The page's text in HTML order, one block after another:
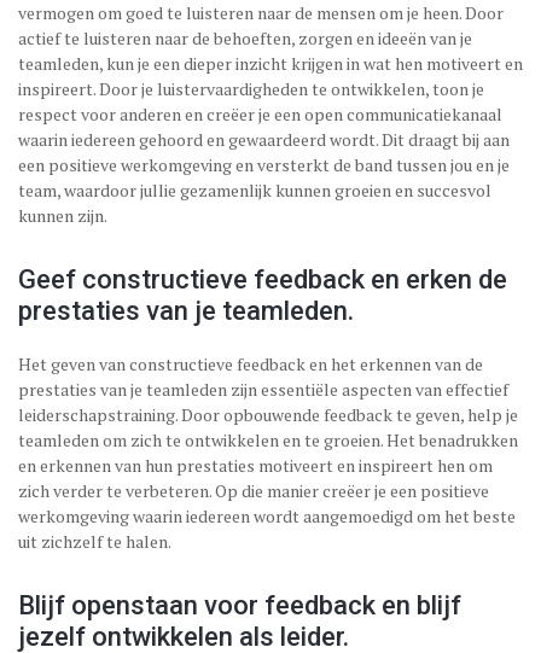
vermogen om goed te luisteren naar de mensen om je heen. Door
actief te luisteren naar de behoeften, zorgen en ideeën van je
teamleden, kun je een dieper inzicht krijgen in wat hen motiveert en
inspireert. Door je luistervaardigheden te ontwikkelen, toon je
respect voor anderen en creëer je een open communicatiekanaal
waarin iedereen gehoord en gewaardeerd wordt. Dit draagt bij aan
een positieve werkomgeving en versterkt de band tussen jou en je
team, waardoor jullie gezamenlijk kunnen groeien en succesvol
kunnen zijn.
Geef constructieve feedback en erken de
prestaties van je teamleden.
Het geven van constructieve feedback en het erkennen van de
prestaties van je teamleden zijn essentiële aspecten van effectief
leiderschapstraining. Door opbouwende feedback te geven, help je
teamleden om zich te ontwikkelen en te groeien. Het benadrukken
en erkennen van hun prestaties motiveert en inspireert hen om
zich verder te verbeteren. Op die manier creëer je een positieve
werkomgeving waarin iedereen wordt aangemoedigd om het beste
uit zichzelf te halen.
Blijf openstaan voor feedback en blijf
jezelf ontwikkelen als leider.